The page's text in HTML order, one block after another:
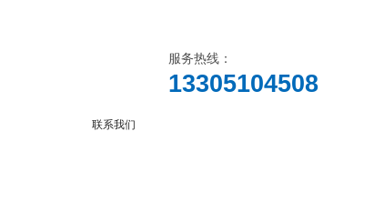
服务热线：
13305104508
联系我们